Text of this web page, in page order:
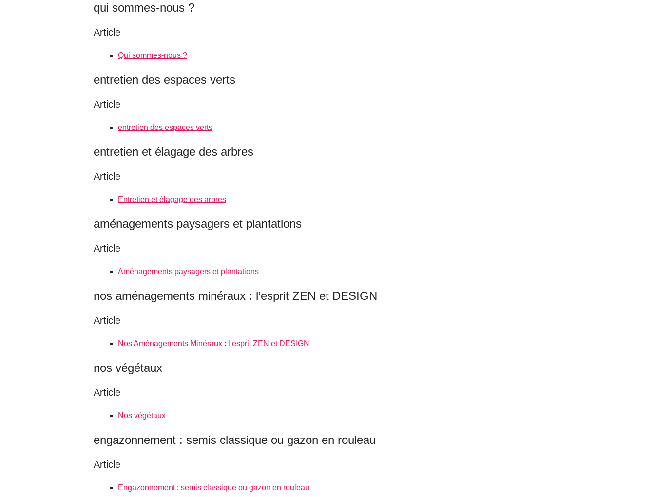
qui sommes-nous ?
Article
Qui sommes-nous ?
entretien des espaces verts
Article
entretien des espaces verts
entretien et élagage des arbres
Article
Entretien et élagage des arbres
aménagements paysagers et plantations
Article
Aménagements paysagers et plantations
nos aménagements minéraux : l’esprit ZEN et DESIGN
Article
Nos Aménagements Minéraux : l’esprit ZEN et DESIGN
nos végétaux
Article
Nos végétaux
engazonnement : semis classique ou gazon en rouleau
Article
Engazonnement : semis classique ou gazon en rouleau